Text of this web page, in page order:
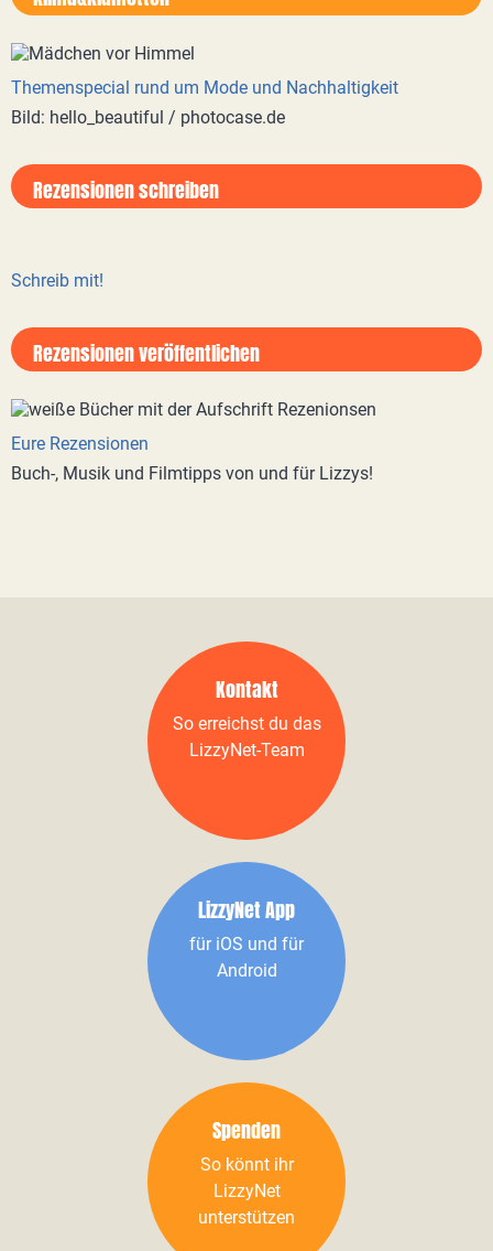
Themenspecial rund um Mode und Nachhaltigkeit
Bild: hello_beautiful / photocase.de
Rezensionen schreiben
Schreib mit!
Rezensionen veröffentlichen
Eure Rezensionen
Buch-, Musik und Filmtipps von und für Lizzys!
Kontakt
So erreichst du das
LizzyNet-Team
LizzyNet App
für iOS und für
Android
Spenden
So könnt ihr
LizzyNet
unterstützen